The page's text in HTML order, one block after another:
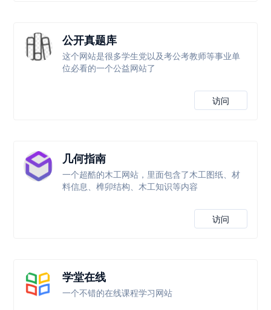
公开真题库
这个网站是很多学生党以及考公考教师等事业单
位必看的一个公益网站了
访问
几何指南
一个超酷的木工网站，里面包含了木工图纸、材
料信息、榫卯结构、木工知识等内容
访问
学堂在线
一个不错的在线课程学习网站